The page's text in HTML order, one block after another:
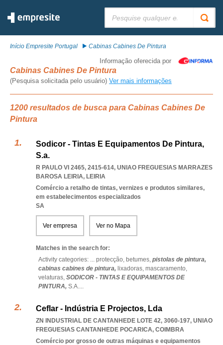
Início Empresite Portugal Cabinas Cabines De Pintura
Informação oferecida por
Cabinas Cabines De Pintura
(Pesquisa solicitada pelo usuário) Ver mais informações
1200 resultados de busca para Cabinas Cabines De
Pintura
Sodicor - Tintas E Equipamentos De Pintura,
S.a.
R PAULO VI 2465, 2415-614, UNIAO FREGUESIAS MARRAZES
BAROSA LEIRIA, LEIRIA
Comércio a retalho de tintas, vernizes e produtos similares,
em estabelecimentos especializados
SA
Ver empresa Ver no Mapa
Matches in the search for:
Activity categories: ... protecção, betumes, pistolas de pintura,
cabinas cabines de pintura, lixadoras, mascaramento,
velaturas, SODICOR - TINTAS E EQUIPAMENTOS DE
PINTURA, S.A....
Ceflar - Indústria E Projectos, Lda
ZN INDUSTRIAL DE CANTANHEDE LOTE 42, 3060-197, UNIAO
FREGUESIAS CANTANHEDE POCARICA, COIMBRA
Comércio por grosso de outras máquinas e equipamentos